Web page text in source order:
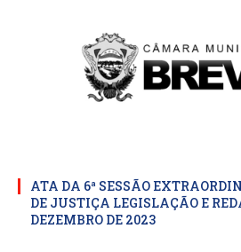
ATA DA 6ª SESSÃO
DE JUSTIÇA LEGISLAÇÃO E
DEZEMBRO DE 2023